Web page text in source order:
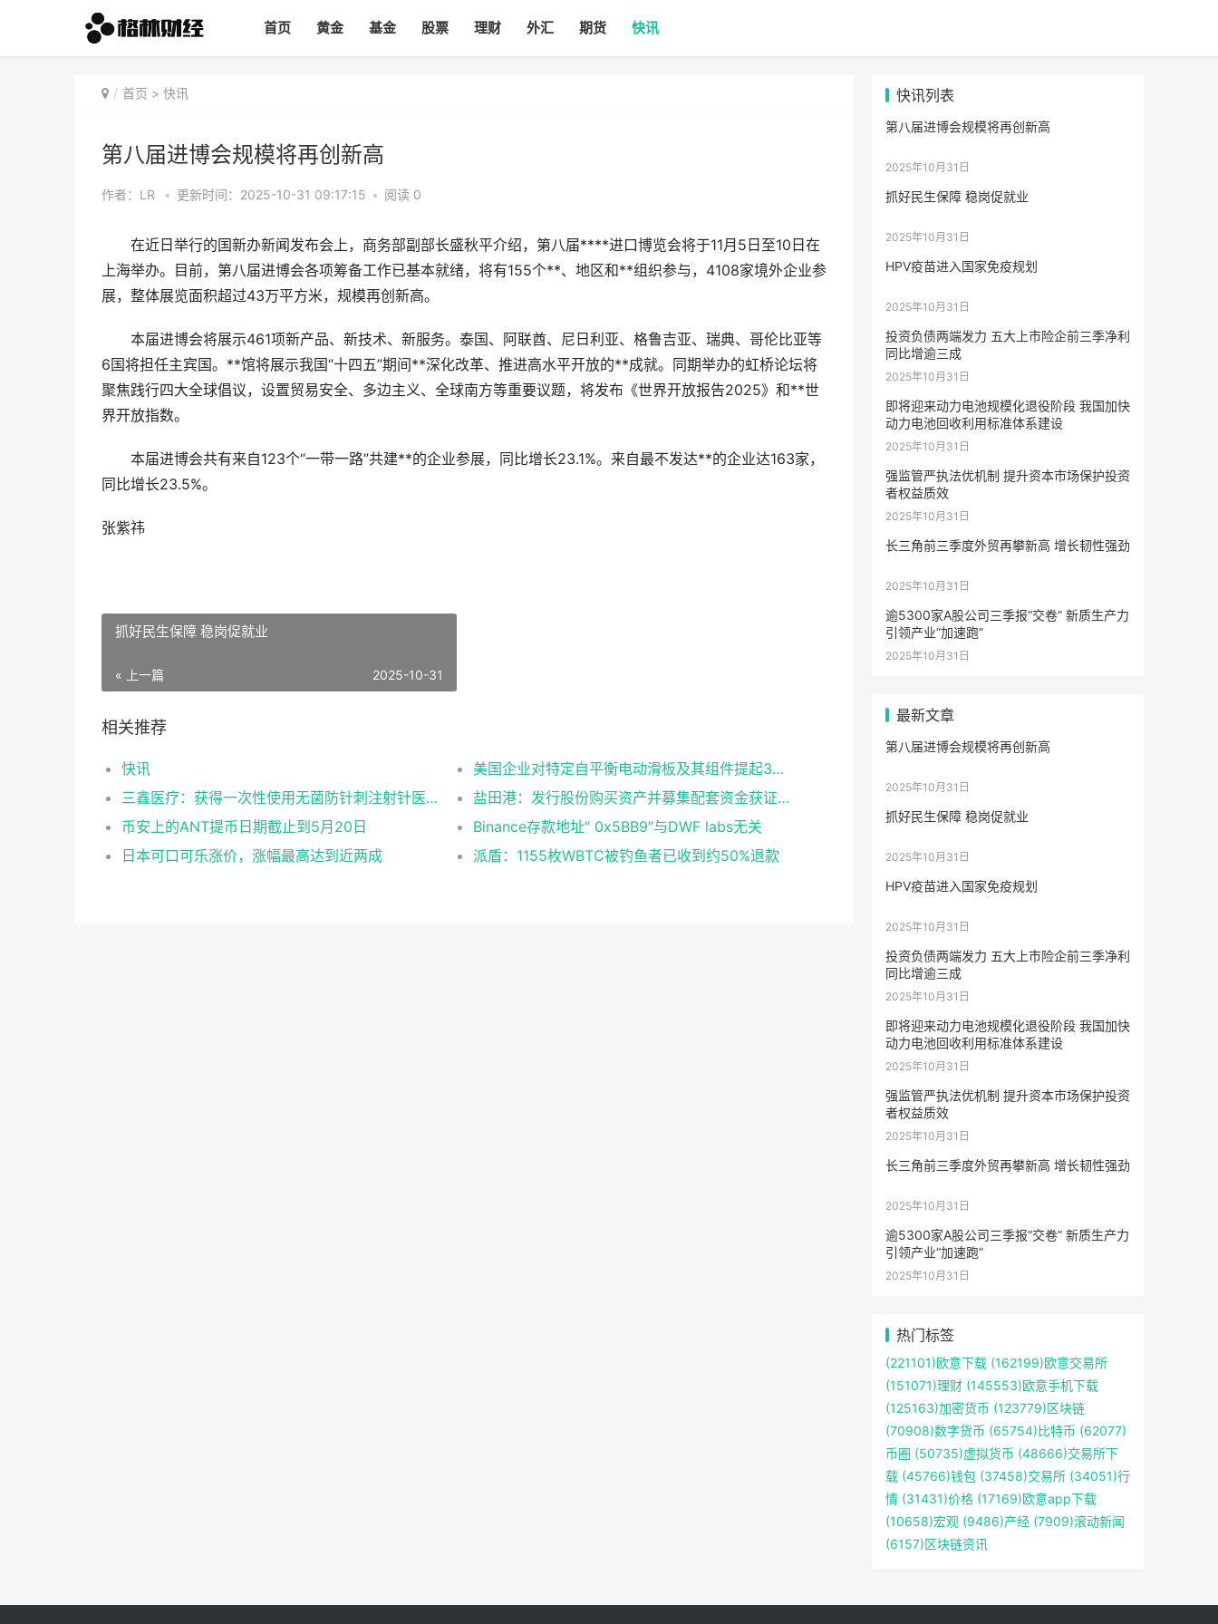
首页 黄金 基金 股票 理财 外汇 期货 快讯
首页 > 快讯
第八届进博会规模将再创新高
作者：LR • 更新时间：2025-10-31 09:17:15 • 阅读 0
在近日举行的国新办新闻发布会上，商务部副部长盛秋平介绍，第八届****进口博览会将于11月5日至10日在
上海举办。目前，第八届进博会各项筹备工作已基本就绪，将有155个**、地区和**组织参与，4108家境外企业参
展，整体展览面积超过43万平方米，规模再创新高。
本届进博会将展示461项新产品、新技术、新服务。泰国、阿联酋、尼日利亚、格鲁吉亚、瑞典、哥伦比亚等
6国将担任主宾国。**馆将展示我国“十四五”期间**深化改革、推进高水平开放的**成就。同期举办的虹桥论坛将
聚焦践行四大全球倡议，设置贸易安全、多边主义、全球南方等重要议题，将发布《世界开放报告2025》和**世
界开放指数。
本届进博会共有来自123个“一带一路”共建**的企业参展，同比增长23.1%。来自最不发达**的企业达163家，
同比增长23.5%。
张紫祎
抓好民生保障 稳岗促就业
« 上一篇 2025-10-31
相关推荐
快讯
美国企业对特定自平衡电动滑板及其组件提起337调查申请
三鑫医疗：获得一次性使用无菌防针刺注射针医疗器械注册证
盐田港：发行股份购买资产并募集配套资金获证监会同意注册批复
币安上的ANT提币日期截止到5月20日
Binance存款地址“ 0x5BB9”与DWF labs无关
日本可口可乐涨价，涨幅最高达到近两成
派盾：1155枚WBTC被钓鱼者已收到约50%退款
快讯列表
第八届进博会规模将再创新高
2025年10月31日
抓好民生保障 稳岗促就业
2025年10月31日
HPV疫苗进入国家免疫规划
2025年10月31日
投资负债两端发力 五大上市险企前三季净利
同比增逾三成
2025年10月31日
即将迎来动力电池规模化退役阶段 我国加快
动力电池回收利用标准体系建设
2025年10月31日
强监管严执法优机制 提升资本市场保护投资
者权益质效
2025年10月31日
长三角前三季度外贸再攀新高 增长韧性强劲
2025年10月31日
逾5300家A股公司三季报“交卷” 新质生产力
引领产业“加速跑”
2025年10月31日
最新文章
第八届进博会规模将再创新高
2025年10月31日
抓好民生保障 稳岗促就业
2025年10月31日
HPV疫苗进入国家免疫规划
2025年10月31日
投资负债两端发力 五大上市险企前三季净利
同比增逾三成
2025年10月31日
即将迎来动力电池规模化退役阶段 我国加快
动力电池回收利用标准体系建设
2025年10月31日
强监管严执法优机制 提升资本市场保护投资
者权益质效
2025年10月31日
长三角前三季度外贸再攀新高 增长韧性强劲
2025年10月31日
逾5300家A股公司三季报“交卷” 新质生产力
引领产业“加速跑”
2025年10月31日
热门标签
(221101)欧意下载 (162199)欧意交易所
(151071)理财 (145553)欧意手机下载
(125163)加密货币 (123779)区块链
(70908)数字货币 (65754)比特币 (62077)
币圈 (50735)虚拟货币 (48666)交易所下
载 (45766)钱包 (37458)交易所 (34051)行
情 (31431)价格 (17169)欧意app下载
(10658)宏观 (9486)产经 (7909)滚动新闻
(6157)区块链资讯